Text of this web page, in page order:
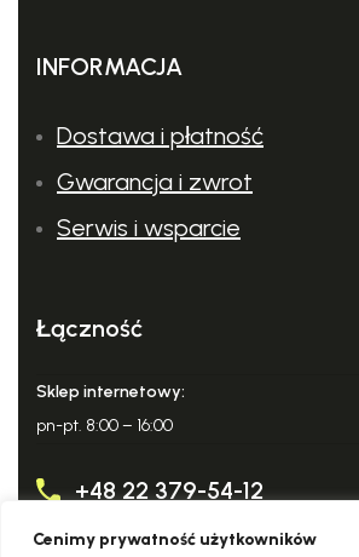
Cenimy prywatność użytkowników
INFORMACJA
Dostawa i płatność
Gwarancja i zwrot
Serwis i wsparcie
Łączność
Sklep internetowy:
pn-pt. 8:00 – 16:00
+48 22 379-54-12